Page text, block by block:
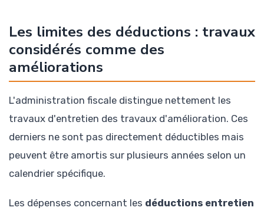
Les limites des déductions : travaux
considérés comme des
améliorations
L'administration fiscale distingue nettement les
travaux d'entretien des travaux d'amélioration. Ces
derniers ne sont pas directement déductibles mais
peuvent être amortis sur plusieurs années selon un
calendrier spécifique.
Les dépenses concernant les déductions entretien